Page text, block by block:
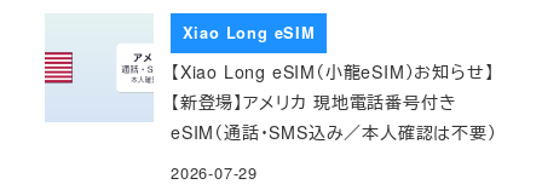
Xiao Long eSIM
【Xiao Long eSIM（小龍eSIM）お知らせ】
【新登場】アメリカ 現地電話番号付き
eSIM（通話・SMS込み／本人確認は不要）
2026-07-29